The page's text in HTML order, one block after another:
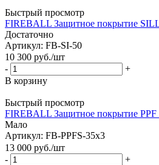
Быстрый просмотр
FIREBALL Защитное покрытие
Достаточно
Артикул: FB-SI-50
10 300 руб./шт
-
+
В корзину
Быстрый просмотр
FIREBALL Защитное покрытие
Мало
Артикул: FB-PPFS-35x3
13 000 руб./шт
-
+